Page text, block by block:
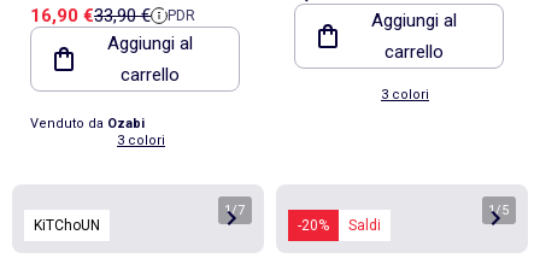
Caldi e Leggeri MP9760
Prezzo di vendita
16,90 €Prezzo di riferimento
33,90 € PDR
Aggiungi al
carrello
Venduto da Ozabi
3 colori
Aggiungi al
carrello
3 colori
KiTChoUN
1/7
-20% Saldi
1/5